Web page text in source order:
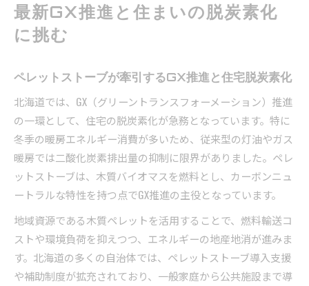
最新GX推進と住まいの脱炭素化
に挑む
ペレットストーブが牽引するGX推進と住宅脱炭素化
北海道では、GX（グリーントランスフォーメーション）推進
の一環として、住宅の脱炭素化が急務となっています。特に
冬季の暖房エネルギー消費が多いため、従来型の灯油やガス
暖房では二酸化炭素排出量の抑制に限界がありました。ペレ
ットストーブは、木質バイオマスを燃料とし、カーボンニュ
ートラルな特性を持つ点でGX推進の主役となっています。
地域資源である木質ペレットを活用することで、燃料輸送コ
ストや環境負荷を抑えつつ、エネルギーの地産地消が進みま
す。北海道の多くの自治体では、ペレットストーブ導入支援
や補助制度が拡充されており、一般家庭から公共施設まで導